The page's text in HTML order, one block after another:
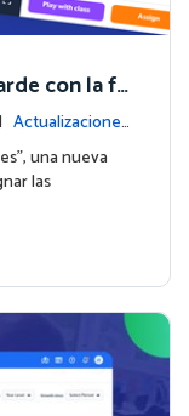
con la fu
Actualizaciones
una nueva
las